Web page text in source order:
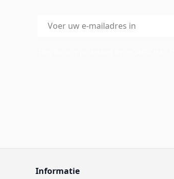
E-mailadres
Informatie